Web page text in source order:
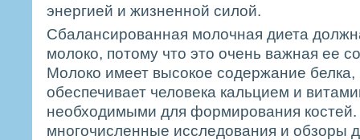
энергией и жизненной силой.
Сбалансированная молочная диета
молоко, потому что это очень важная ее
Молоко имеет высокое содержание белка,
обеспечивает человека кальцием и
необходимыми для формирования костей.
многочисленные исследования и обзоры